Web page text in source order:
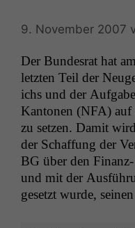
9. November 2007
Der Bun­desrat hat
let­zten Teil der
ichs und der
Kan­to­nen (NFA) auf
zu set­zen. Damit
der Schaf­fung der
BG über den
und mit der
ge­set­zt wurde,